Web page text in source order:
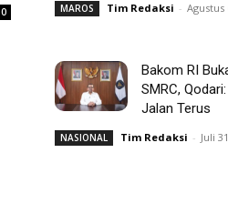
0 MAROS Tim Redaksi - Agustus
Bakom RI
SMRC,
Jalan Terus
NASIONAL Tim Redaksi - Juli